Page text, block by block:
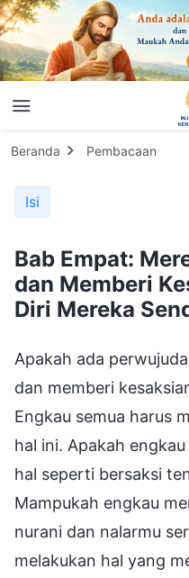
Beranda Pembacaan
Isi
Bab Empat:
dan Memberi
Diri Mereka
Apakah ada
dan memberi
Engkau semua harus
hal ini. Apakah
hal seperti bersaksi
Mampukah engkau
nurani dan nalarmu
melakukan hal yang